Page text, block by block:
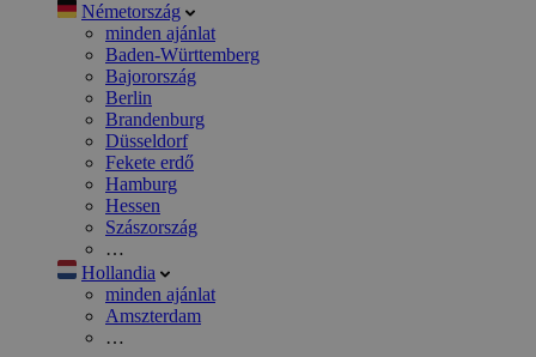
Németország
minden ajánlat
Baden-Württemberg
Bajorország
Berlin
Brandenburg
Düsseldorf
Fekete erdő
Hamburg
Hessen
Szászország
…
Hollandia
minden ajánlat
Amszterdam
…